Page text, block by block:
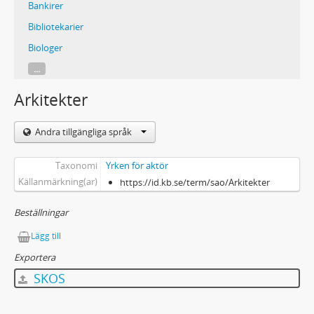
Bankirer
Bibliotekarier
Biologer
...
Arkitekter
Andra tillgängliga språk
Taxonomi
Yrken för aktör
Källanmärkning(ar)
https://id.kb.se/term/sao/Arkitekter
Beställningar
Lägg till
Exportera
SKOS